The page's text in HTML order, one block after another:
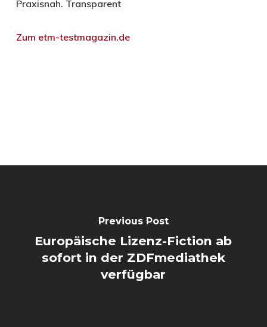
Praxisnah. Transparent
Zum etm-testmagazin.de
Previous Post
Europäische Lizenz-Fiction ab
sofort in der ZDFmediathek
verfügbar